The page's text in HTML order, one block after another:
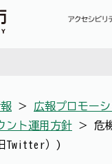
＞ 広報プロモー
ント運用方針 ＞ 危
Twitter）)